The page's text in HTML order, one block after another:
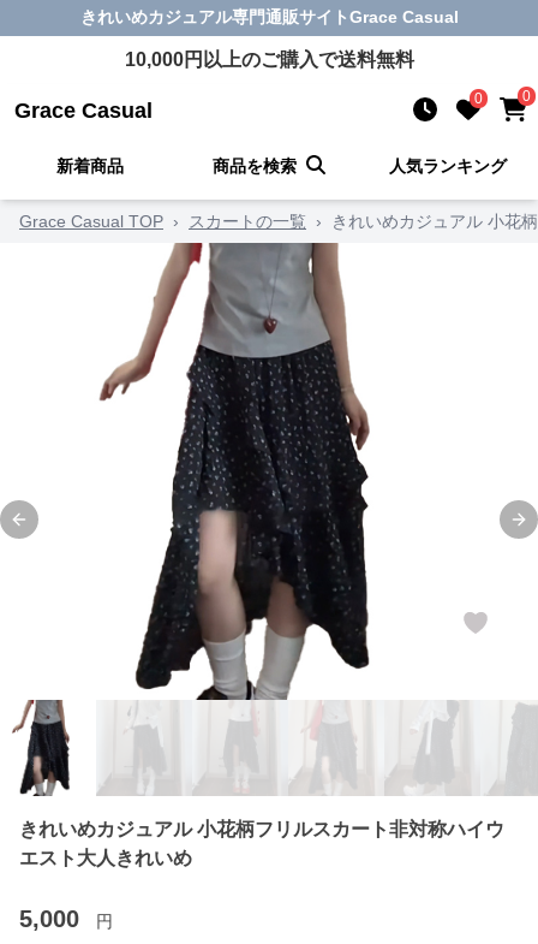
きれいめカジュアル専門通販サイトGrace Casual
10,000円以上のご購入で送料無料
Grace Casual 0 0
新着商品 商品を検索 人気ランキング
Grace Casual TOP › スカートの一覧 › きれいめカジュアル 小花
Previous slide
きれいめカジュアル 小花柄フリルスカート非対称ハイウ
エスト大人きれいめ
5,000 円